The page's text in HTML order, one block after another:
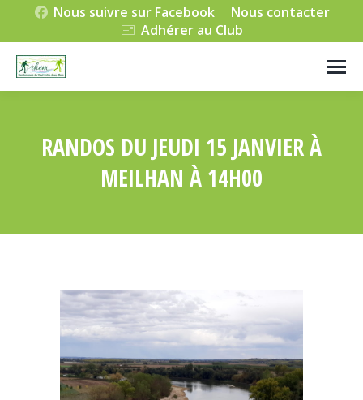
Nous suivre sur Facebook
Nous contacter
Adhérer au Club
RANDOS DU JEUDI 15 JANVIER À
MEILHAN À 14H00